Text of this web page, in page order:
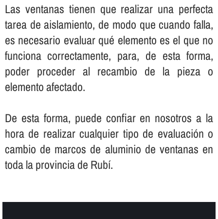
Las ventanas tienen que realizar una perfecta
tarea de aislamiento, de modo que cuando falla,
es necesario evaluar qué elemento es el que no
funciona correctamente, para, de esta forma,
poder proceder al recambio de la pieza o
elemento afectado.
De esta forma, puede confiar en nosotros a la
hora de realizar cualquier tipo de evaluación o
cambio de marcos de aluminio de ventanas en
toda la provincia de Rubí.